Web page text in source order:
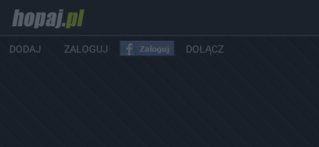
DODAJ ZALOGUJ DOŁĄCZ